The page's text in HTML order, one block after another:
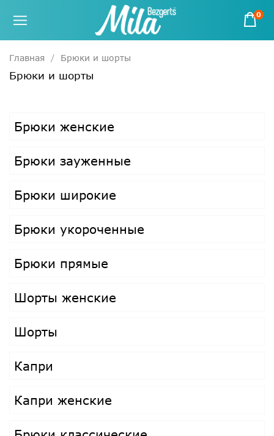
0
Главная Брюки и шорты
Брюки и шорты
Брюки женские
Брюки зауженные
Брюки широкие
Брюки укороченные
Брюки прямые
Шорты женские
Шорты
Капри
Капри женские